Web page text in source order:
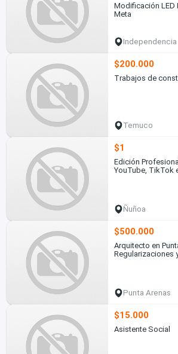
Modificación LED
Meta
Independencia
$200.000
Trabajos de
Temuco
$1
Edición
YouTube, TikTok
Ñuñoa
$500.000
Arquitecto en
Regularizaciones
Punta Arenas
$15.000
Asistente Social